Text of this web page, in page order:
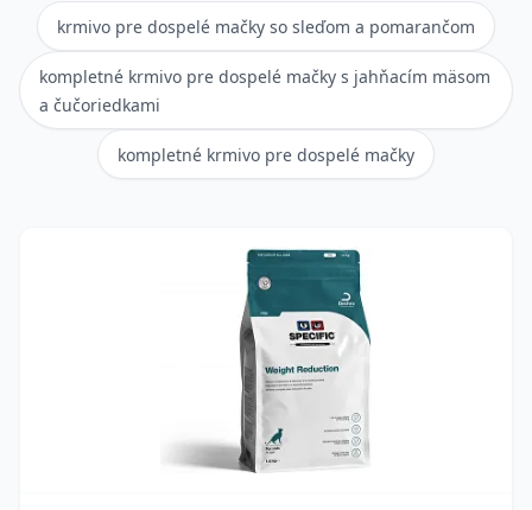
krmivo pre dospelé mačky so sleďom a pomarančom
kompletné krmivo pre dospelé mačky s jahňacím mäsom
a čučoriedkami
kompletné krmivo pre dospelé mačky